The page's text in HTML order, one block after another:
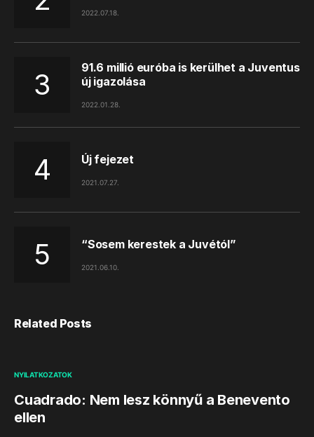
2022.07.18.
91.6 millió euróba is kerülhet a Juventus
új igazolása
2022.01.28.
Új fejezet
2021.07.27.
“Sosem kerestek a Juvétól”
2021.06.10.
Related Posts
NYILATKOZATOK
Cuadrado: Nem lesz könnyű a Benevento
ellen